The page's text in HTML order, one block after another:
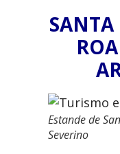
Estande de
Severino